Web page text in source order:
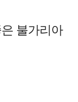
불가리아